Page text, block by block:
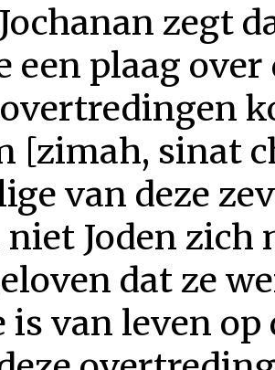
zegt
een plaag
[zimah, sinat
van deze
Joden zich
dat ze
is van leven